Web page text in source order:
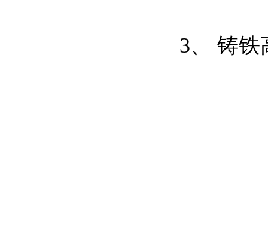
3、 铸